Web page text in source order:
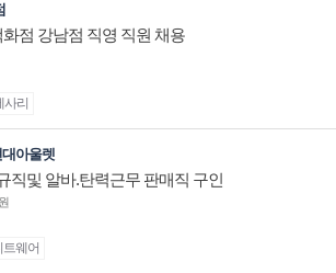
점 강남점 직영 직원 채용
사리
아울렛
직및 알바.탄력근무 판매직 구인
트웨어